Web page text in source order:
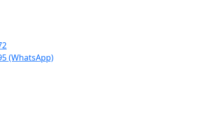
(WhatsApp)